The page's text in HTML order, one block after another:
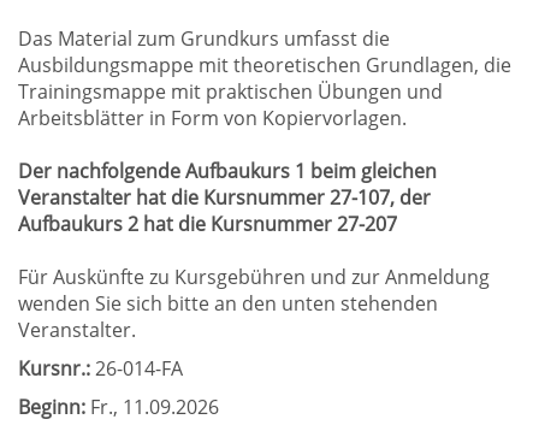
Das Material zum Grundkurs umfasst die
Ausbildungsmappe mit theoretischen Grundlagen, die
Trainingsmappe mit praktischen Übungen und
Arbeitsblätter in Form von Kopiervorlagen.
Der nachfolgende Aufbaukurs 1 beim gleichen
Veranstalter hat die Kursnummer 27-107, der
Aufbaukurs 2 hat die Kursnummer 27-207
Für Auskünfte zu Kursgebühren und zur Anmeldung
wenden Sie sich bitte an den unten stehenden
Veranstalter.
Kursnr.:26-014-FA
Beginn: Fr., 11.09.2026